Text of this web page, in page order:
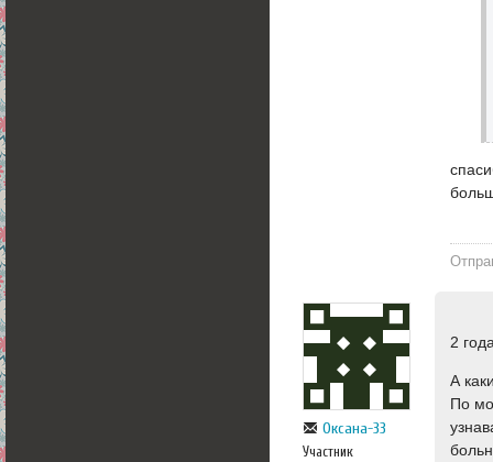
Оксана-33
Участник
2
А
По